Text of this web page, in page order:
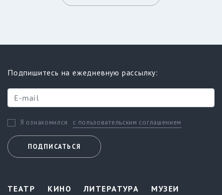
Подпишитесь на ежедневную рассылку:
Я ознакомился с пользовательским соглашением
ПОДПИСАТЬСЯ
ТЕАТР КИНО ЛИТЕРАТУРА
МУЗЕИ